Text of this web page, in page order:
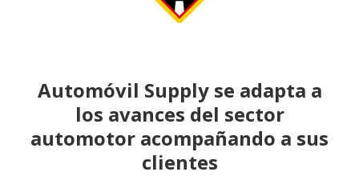
Automóvil Supply se adapta a
los avances del sector
automotor acompañando a sus
clientes